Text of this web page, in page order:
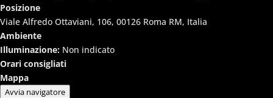
Posizione
Viale Alfredo Ottaviani, 106, 00126 Roma RM, Italia
Ambiente
Illuminazione: Non indicato
Orari consigliati
Mappa
Avvia navigatore